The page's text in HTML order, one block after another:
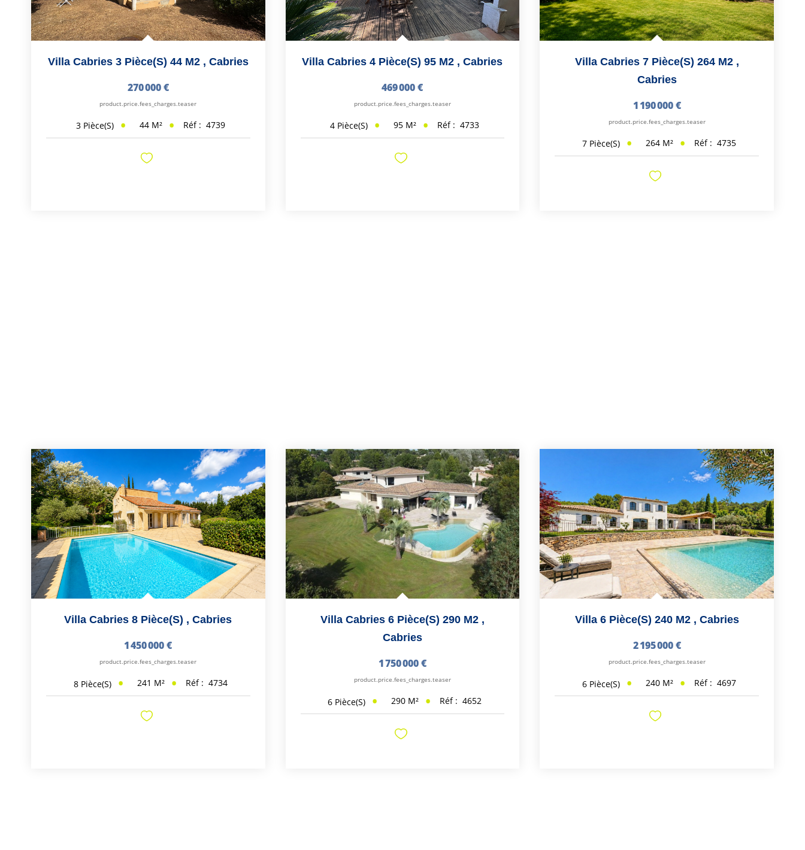
Villa Cabries 3 Pièce(s) 44 M2 , Cabries
270 000 €
product.price.fees_charges.teaser
3 Pièce(s) 44 M² Réf : 4739
Villa Cabries 4 Pièce(s) 95 M2 ,Cabries
469 000 €
product.price.fees_charges.teaser
4 Pièce(s) 95 M² Réf : 4733
Villa Cabries 7 Pièce(s) 264 M2 ,
Cabries
1 190 000 €
product.price.fees_charges.teaser
7 Pièce(s) 264 M² Réf : 4735
Villa Cabries 8 Pièce(s) ,Cabries
1 450 000 €
product.price.fees_charges.teaser
8 Pièce(s) 241 M² Réf : 4734
Villa Cabries 6 Pièce(s) 290 M2 ,
Cabries
1 750 000 €
product.price.fees_charges.teaser
6 Pièce(s) 290 M² Réf : 4652
Villa 6 Pièce(s) 240 M2 , Cabries
2 195 000 €
product.price.fees_charges.teaser
6 Pièce(s) 240 M² Réf : 4697